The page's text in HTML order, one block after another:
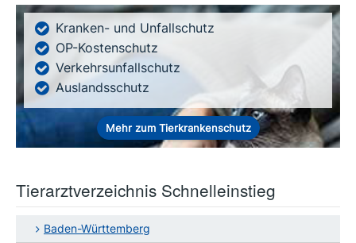
Kranken- und Unfallschutz
OP-Kostenschutz
Verkehrsunfallschutz
Auslandsschutz
Mehr zum Tierkrankenschutz
Tierarztverzeichnis Schnelleinstieg
Baden-Württemberg